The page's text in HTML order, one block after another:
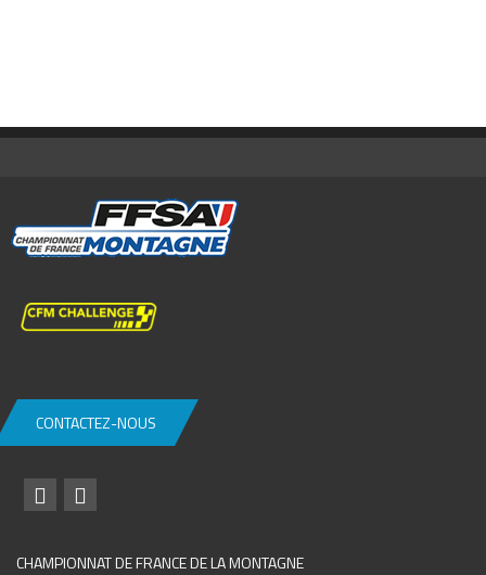
CONTACTEZ-NOUS
CHAMPIONNAT DE FRANCE DE LA MONTAGNE